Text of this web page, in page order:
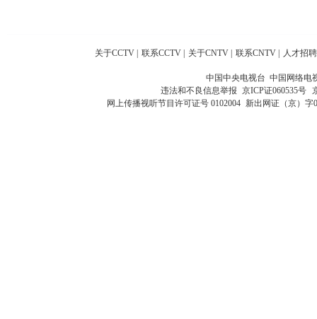
关于CCTV 联系CCTV 关于CNTV 联系CNTV 人才招聘
中国中央电视台 中国网络电
违法和不良信息举报 京ICP证060535号
网上传播视听节目许可证号 0102004 新出网证（京）